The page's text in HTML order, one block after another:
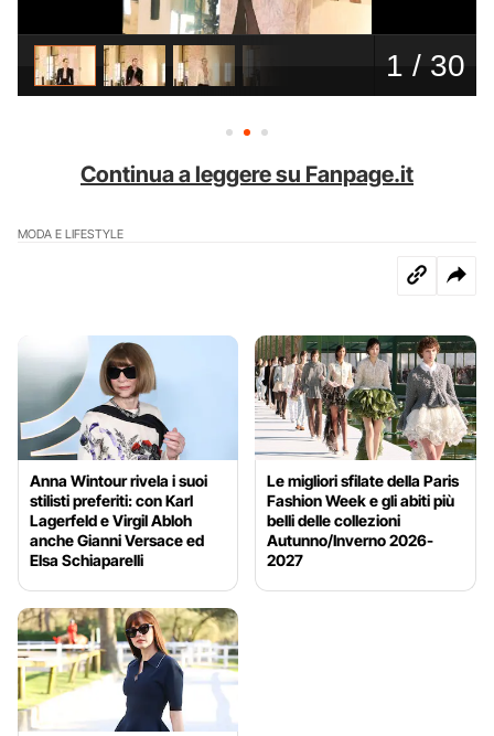
Continua a leggere su Fanpage.it
MODA E LIFESTYLE
Anna Wintour rivela i suoi
stilisti preferiti: con Karl
Lagerfeld e Virgil Abloh
anche Gianni Versace ed
Elsa Schiaparelli
Le migliori sfilate della Paris
Fashion Week e gli abiti più
belli delle collezioni
Autunno/Inverno 2026-
2027